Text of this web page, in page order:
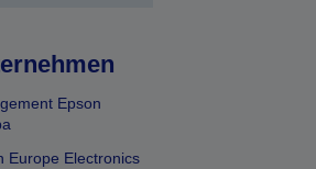
Epson
Europe Electronics